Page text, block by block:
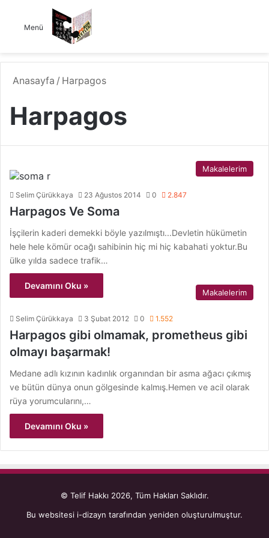
Menü
Anasayfa / Harpagos
Harpagos
Makalelerim
Selim Çürükkaya 23 Ağustos 2014 0 2.847
Harpagos Ve Soma
İşçilerin kaderi demekki böyle yazılmıştı...Devletin hükümetin
hele hele kömür ocağı sahibinin hiç mi hiç kabahati yoktur.Bu
ülke yılda sadece trafik…
Devamını Oku »
Makalelerim
Selim Çürükkaya 3 Şubat 2012 0 1.552
Harpagos gibi olmamak, prometheus gibi
olmayı başarmak!
Medane adlı kızının kadınlık organından bir asma ağacı çıkmış
ve bütün dünya onun gölgesinde kalmış.Hemen ve acil olarak
rüya yorumcularını,…
Devamını Oku »
© Telif Hakkı 2026, Tüm Hakları Saklıdır.
Bu websitesi i-dizayn tarafından yeniden oluşturulmuştur.